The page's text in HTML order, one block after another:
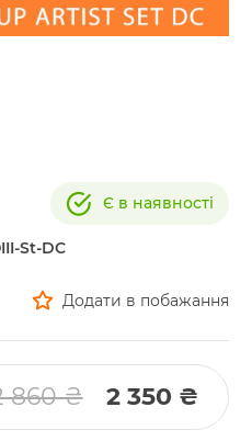
St-DC
Є в наявності
Додати в побажання
2 350 ₴
860 ₴